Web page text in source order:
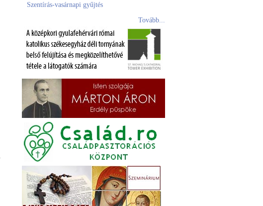
Szentírás-vasárnapi gyűjtés
Tovább...